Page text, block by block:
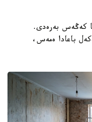
كەڭەس بەرەدى.
باعادا ەمەس،